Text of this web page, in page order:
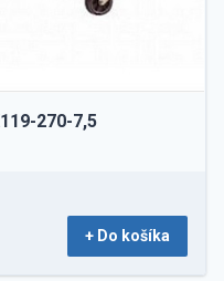
270-7,5
+ Do košíka